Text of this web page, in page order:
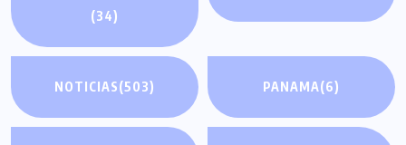
(34)
NOTICIAS(503) PANAMA(6)